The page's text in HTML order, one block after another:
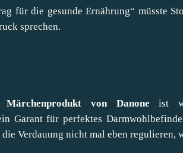
für die gesunde Ernährung“ müsste
sprechen.
von Danone ist
Garant für perfektes
Verdauung nicht mal eben regulieren,